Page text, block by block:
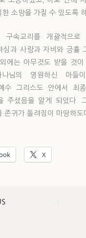
한 소망을 가질 수 있도록
속교리를 개괄적으로
심과 사랑과 자비와 긍휼
에는 아무것도 받을 것이
님의 영원하신 아들
수 그리스도 안에서 최
주셨음을 알게 되었다.
존귀가 돌려짐이 마땅하
X